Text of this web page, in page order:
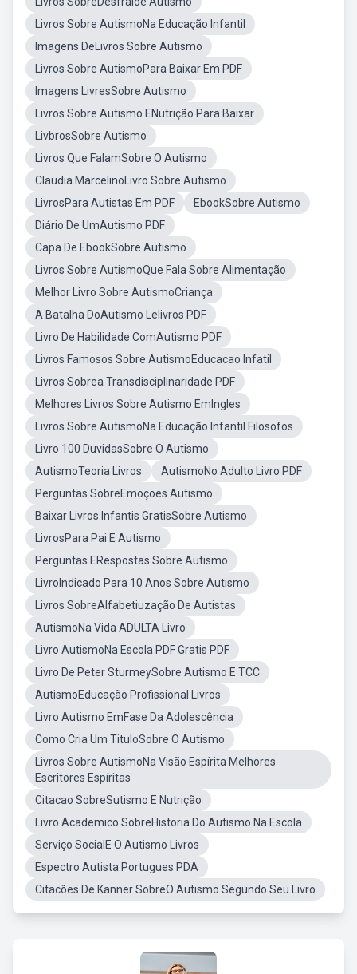
Livros Sobre AutismoNa Educação Infantil
Imagens DeLivros Sobre Autismo
Livros Sobre AutismoPara Baixar Em PDF
Imagens LivresSobre Autismo
Livros Sobre Autismo ENutrição Para Baixar
LivbrosSobre Autismo
Livros Que FalamSobre O Autismo
Claudia MarcelinoLivro Sobre Autismo
LivrosPara Autistas Em PDF
EbookSobre Autismo
Diário De UmAutismo PDF
Capa De EbookSobre Autismo
Livros Sobre AutismoQue Fala Sobre Alimentação
Melhor Livro Sobre AutismoCriança
A Batalha DoAutismo Lelivros PDF
Livro De Habilidade ComAutismo PDF
Livros Famosos Sobre AutismoEducacao Infatil
Livros Sobrea Transdisciplinaridade PDF
Melhores Livros Sobre Autismo EmIngles
Livros Sobre AutismoNa Educação Infantil Filosofos
Livro 100 DuvidasSobre O Autismo
AutismoTeoria Livros
AutismoNo Adulto Livro PDF
Perguntas SobreEmoçoes Autismo
Baixar Livros Infantis GratisSobre Autismo
LivrosPara Pai E Autismo
Perguntas ERespostas Sobre Autismo
LivroIndicado Para 10 Anos Sobre Autismo
Livros SobreAlfabetiuzação De Autistas
AutismoNa Vida ADULTA Livro
Livro AutismoNa Escola PDF Gratis PDF
Livro De Peter SturmeySobre Autismo E TCC
AutismoEducação Profissional Livros
Livro Autismo EmFase Da Adolescência
Como Cria Um TituloSobre O Autismo
Livros Sobre AutismoNa Visão Espírita Melhores
Escritores Espíritas
Citacao SobreSutismo E Nutrição
Livro Academico SobreHistoria Do Autismo Na Escola
Serviço SocialE O Autismo Livros
Espectro Autista Portugues PDA
Citacões De Kanner SobreO Autismo Segundo Seu Livro